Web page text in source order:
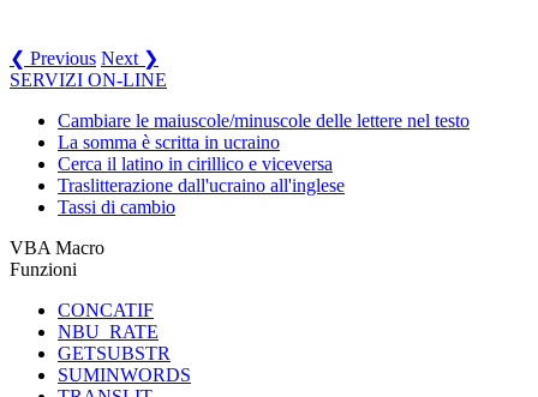
❮ Previous Next ❯
SERVIZI ON-LINE
Cambiare le maiuscole/minuscole delle lettere nel testo
La somma è scritta in ucraino
Cerca il latino in cirillico e viceversa
Traslitterazione dall'ucraino all'inglese
Tassi di cambio
VBA Macro
Funzioni
CONCATIF
NBU_RATE
GETSUBSTR
SUMINWORDS